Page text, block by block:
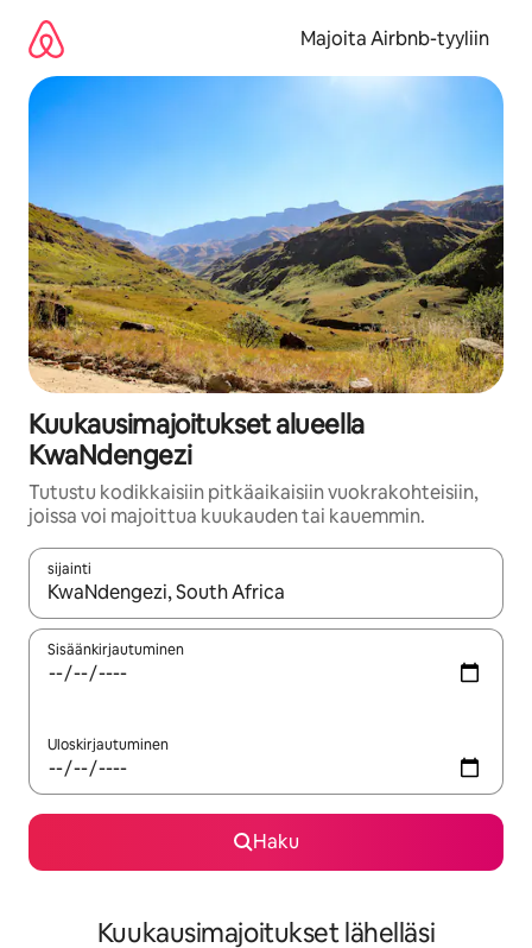
sisältö
väliin
Majoita Airbnb-tyyliin
Kuukausimajoitukset alueella
KwaNdengezi
Tutustu kodikkaisiin pitkäaikaisiin vuokrakohteisiin,
joissa voi majoittua kuukauden tai kauemmin.
sijainti
Kun tulokset ovat saatavilla, navigoi ylös- ja alas-
Sisäänkirjautuminen
Uloskirjautuminen
Haku
Kuukausimajoitukset lähelläsi